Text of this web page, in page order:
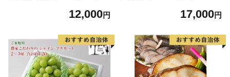
もの フルーツ おやつ 特産 熊
12,000円 17,000円